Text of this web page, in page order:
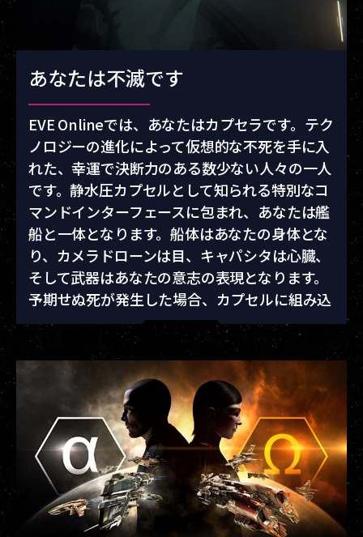
あなたは不滅です
EVE Onlineでは、あなたはカプセラです。テク
ノロジーの進化によって仮想的な不死を手に入
れた、幸運で決断力のある数少ない人々の一人
です。静水圧カプセルとして知られる特別なコ
マンドインターフェースに包まれ、あなたは艦
船と一体となります。船体はあなたの身体とな
り、カメラドローンは目、キャパシタは心臓、
そして武器はあなたの意志の表現となります。
予期せぬ死が発生した場合、カプセルに組み込
まれた神経系スキャンアレイがあなたの頭脳を
デジタル形式で記録し、遥か彼方のクローンベ
イに転送することで、あなたは何度も再生する
ことができます。星々の中であなたの道を切り
開きながら、永遠に自由にあらゆる目標を追求
できるのです。